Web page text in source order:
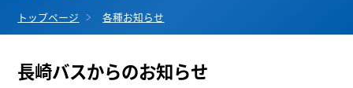
トップページ 各種お知らせ
長崎バスからのお知らせ